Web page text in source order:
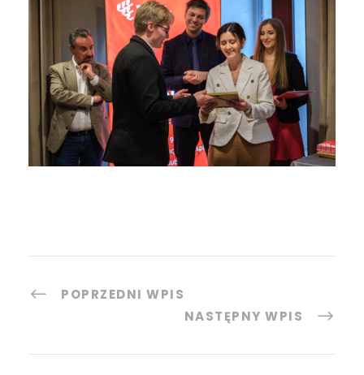
POPRZEDNI WPIS
NASTĘPNY WPIS